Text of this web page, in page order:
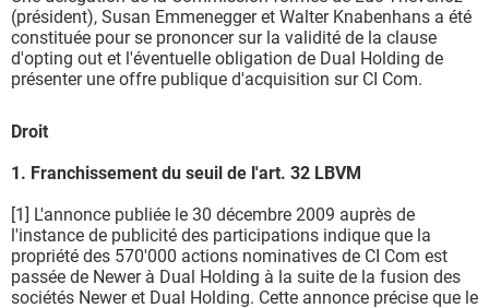
(président), Susan Emmenegger et Walter Knabenhans a été
constituée pour se prononcer sur la validité de la clause
d'opting out et l'éventuelle obligation de Dual Holding de
présenter une offre publique d'acquisition sur CI Com.
Droit
1. Franchissement du seuil de l'art. 32 LBVM
[1] L'annonce publiée le 30 décembre 2009 auprès de
l'instance de publicité des participations indique que la
propriété des 570'000 actions nominatives de CI Com est
passée de Newer à Dual Holding à la suite de la fusion des
sociétés Newer et Dual Holding. Cette annonce précise que le